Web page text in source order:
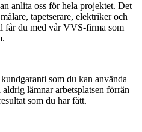
anlita oss för hela projektet. Det
tapetserare, elektriker och
får du med vår VVS-firma som
som du kan använda
lämnar arbetsplatsen förrän
som du har fått.